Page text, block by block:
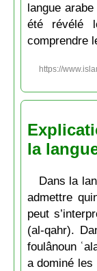
langue
été révélé
comprendre
https://
la
Dans la
admettre
peut
(al-qahr).
foulânoun
a dominé les